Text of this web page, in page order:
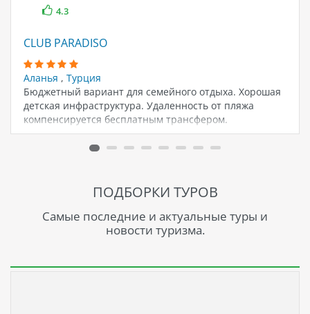
4.3
CLUB PARADISO
Аланья , Турция
Бюджетный вариант для семейного отдыха. Хорошая
детская инфраструктура. Удаленность от пляжа
компенсируется бесплатным трансфером.
ПОДБОРКИ ТУРОВ
Самые последние и актуальные туры и
новости туризма.